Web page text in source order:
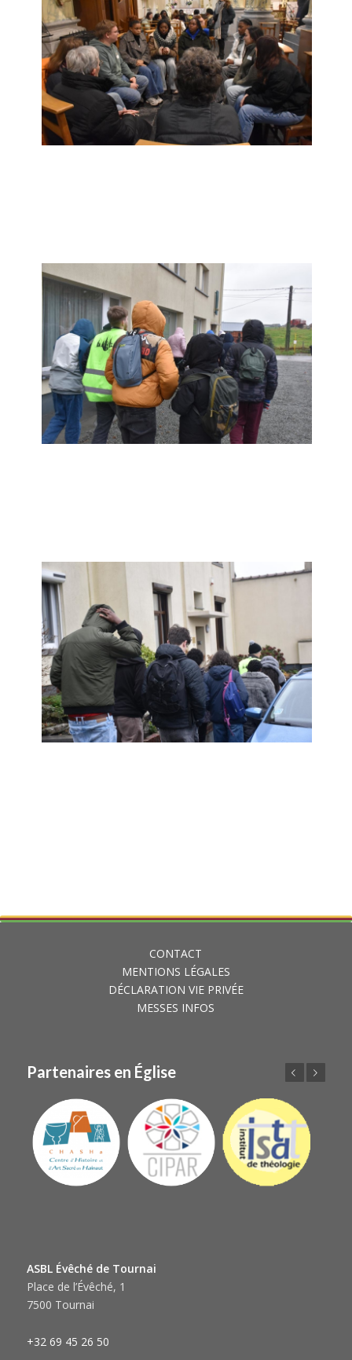
CONTACT
MENTIONS LÉGALES
DÉCLARATION VIE PRIVÉE
MESSES INFOS
Partenaires en Église
ASBL Évêché de Tournai
Place de l’Évêché, 1
7500 Tournai
+32 69 45 26 50